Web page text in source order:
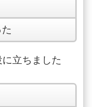
立ちました